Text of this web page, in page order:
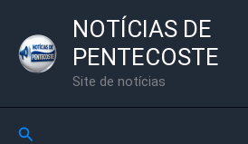
para
NOTÍCIAS DE
PENTECOSTE
Site de notícias
Pesquisar